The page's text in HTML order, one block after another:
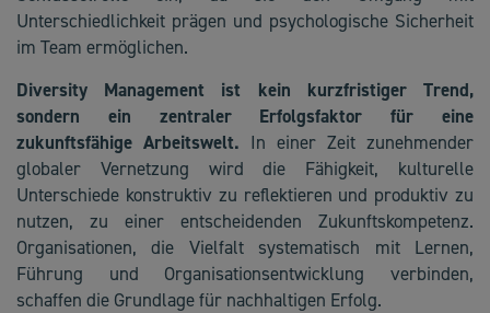
Unterschiedlichkeit prägen und psychologische Sicherheit
im Team ermöglichen.
Diversity Management ist kein kurzfristiger Trend,
sondern ein zentraler Erfolgsfaktor für eine
zukunftsfähige Arbeitswelt. In einer Zeit zunehmender
globaler Vernetzung wird die Fähigkeit, kulturelle
Unterschiede konstruktiv zu reflektieren und produktiv zu
nutzen, zu einer entscheidenden Zukunftskompetenz.
Organisationen, die Vielfalt systematisch mit Lernen,
Führung und Organisationsentwicklung verbinden,
schaffen die Grundlage für nachhaltigen Erfolg.